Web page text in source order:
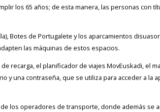
los 65 años; de esta manera, las personas con
Botes de Portugalete y los aparcamientos
las máquinas de estos espacios.
recarga, el planificador de viajes MovEuskadi, el
una contraseña, que se utiliza para acceder a la
los operadores de transporte, donde además se